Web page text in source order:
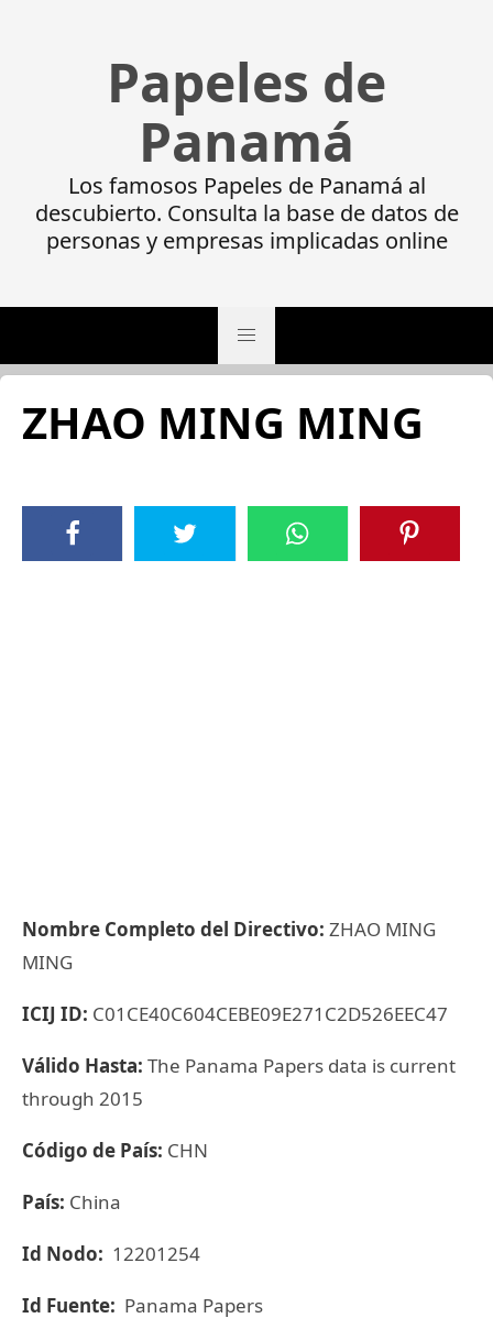
Papeles de
Panamá
Los famosos Papeles de Panamá al
descubierto. Consulta la base de datos de
personas y empresas implicadas online
ZHAO MING MING
Nombre Completo del Directivo: ZHAO MING
MING
ICIJ ID: C01CE40C604CEBE09E271C2D526EEC47
Válido Hasta: The Panama Papers data is current
through 2015
Código de País: CHN
País: China
Id Nodo: 12201254
Id Fuente: Panama Papers